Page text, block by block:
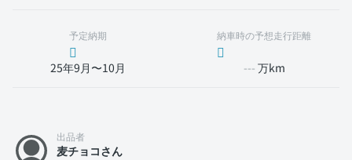
予定納期
25年9月〜10月
納車時の予想走行距離
--- 万km
出品者
麦チョコさん